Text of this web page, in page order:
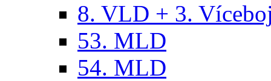
8. VLD + 3.
53. MLD
54. MLD